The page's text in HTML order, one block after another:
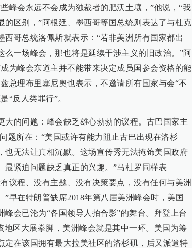
峰会永远不会成为独裁者的肥沃土壤，”他说，“我
的区别，”阿根廷、墨西哥等国总统则表达了与杜克
西哥总统洛佩斯就表示：“若非美洲所有国家都出
么一场峰会，那也将是延续干涉主义的旧政治。”阿
为峰会东道主并不能带来决定成员国参会资格的能
总理布里塞尼奥也表示，不邀请所有国家与会“不
“反人类罪行”。
大的问题：峰会缺乏雄心勃勃的议程。古巴国家主
题所在：“美国或许有能力阻止古巴出现在洛杉
也无法让真相沉默。这场宣传秀无法掩饰美国政府
最紧迫问题缺乏真正的兴趣。”马杜罗同样表
议程、没有主题、没有决策要点，没有任何与美洲
”早在特朗普缺席2018年第八届美洲峰会时，美国
峰会已沦为“各国领导人拍合影”的舞台。拜登上台
地区大展拳脚，美洲峰会就是其中一环。美国为筹
定在该国拥有最大拉美社区的洛杉矶，后又派遣特